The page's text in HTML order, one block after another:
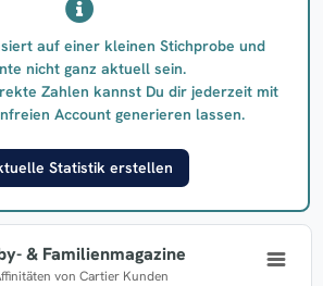
auf einer kleinen Stichprobe und
nicht ganz aktuell sein.
Zahlen kannst Du dir jederzeit mit
Account generieren lassen.
Statistik erstellen
& Familienmagazine
von Cartier Kunden